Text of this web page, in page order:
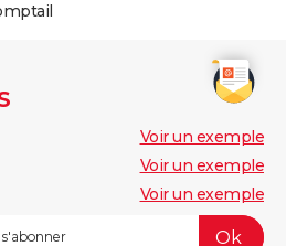
Voir un exemple
Voir un exemple
Voir un exemple